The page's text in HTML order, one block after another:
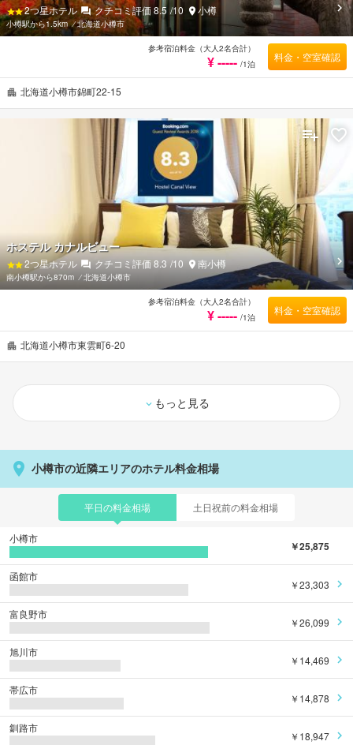
北海道小樽市錦町22-15
2つ星ホテル クチコミ評価8.5 /10 小樽
小樽駅から1.5km ⁄北海道小樽市
参考宿泊料金（大人2名合計）
¥ ----- /1泊
料金・空室確認
北海道小樽市東雲町6-20
ホステル カナルビュー
2つ星ホテル クチコミ評価8.3 /10 南小樽
南小樽駅から870m ⁄北海道小樽市
参考宿泊料金（大人2名合計）
¥ ----- /1泊
料金・空室確認
もっと見る
小樽市の近隣エリアのホテル料金相場
平日の料金相場 土日祝前の料金相場
小樽市
￥25,875
函館市
￥23,303
富良野市
￥26,099
旭川市
￥14,469
帯広市
￥14,878
釧路市
￥18,947